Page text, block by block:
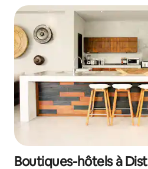
Boutiques-hôtels à